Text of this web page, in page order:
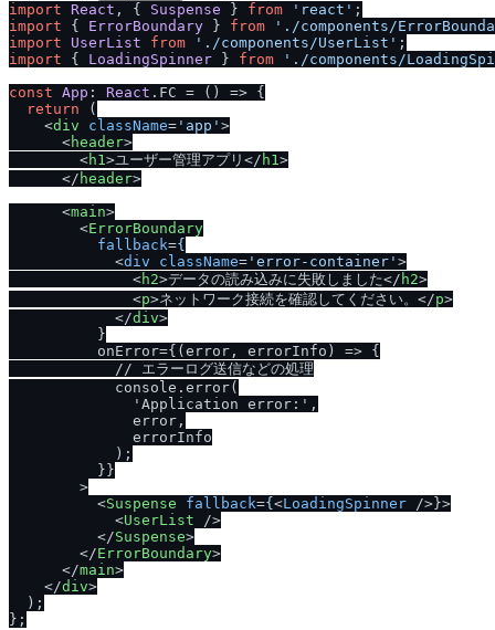
import
React , { Suspense } from 'react'
import { ErrorBoundary } from '. /components/
import
UserList from '. /components/UserList'
import { LoadingSpinner } from '. /components/
const App : React . FC = () => {
return (
<div className= 'app' >
<header>
<h1>ユーザー管理アプリ </ h1>
</ header>
<main>
<ErrorBoundary
fallback={
            <
div className= 'error-container' >
<h2>データの読み込みに失敗しました</ h2>
<p>ネットワーク接続を確認してください。 </p>
</div>
          }
          onError={(error, errorInfo) => {
// エラーログ送信などの処理
            console.error(
              'Application error:',
              error,
              errorInfo
            );
          }}
        >
<Suspense fallback={ <LoadingSpinner /> }>
<UserList />
</Suspense>
</ErrorBoundary>
</main>
</div>
  );
};